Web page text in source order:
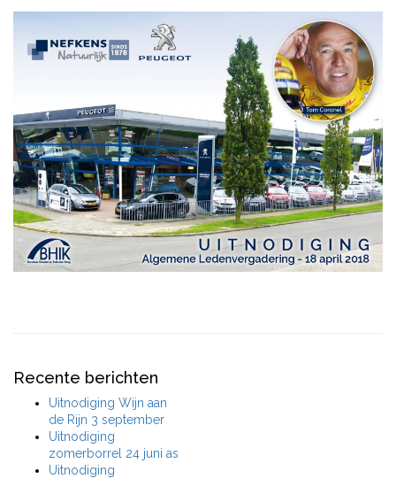
Recente berichten
Uitnodiging Wijn aan
de Rijn 3 september
Uitnodiging
zomerborrel 24 juni as
Uitnodiging